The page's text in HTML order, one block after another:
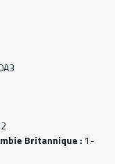
Britannique : 1-